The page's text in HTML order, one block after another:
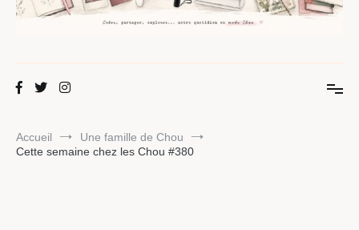
Maman Chou
Accueil
Une famille de Chou
Cette semaine chez les Chou #380